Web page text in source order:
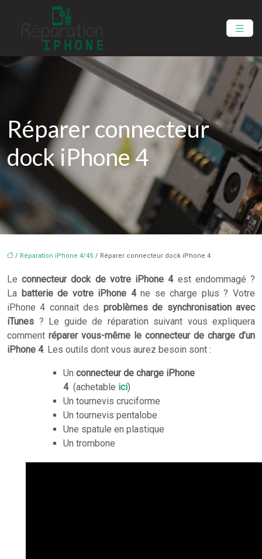
Réparer connecteur
dock iPhone 4
/ Réparation iPhone 4/4S / Réparer connecteur dock iPhone 4
Leconnecteur dock de votre iPhone 4est endommagé ?
La batterie de votre iPhone 4ne se charge plus ? Votre
iPhone 4 connait des problèmes de synchronisation avec
iTunes ? Le guide de réparation suivant vous expliquera
comment réparer vous-même le connecteur de charge d’un
iPhone 4. Les outils dont vous aurez besoin sont :
Un connecteur de charge iPhone
4(achetable ici)
Un tournevis cruciforme
Un tournevis pentalobe
Une spatule en plastique
Un trombone